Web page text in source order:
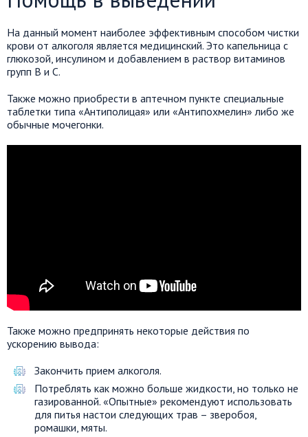
На данный момент наиболее эффективным способом чистки
крови от алкоголя является медицинский. Это капельница с
глюкозой, инсулином и добавлением в раствор витаминов
групп В и С.
Также можно приобрести в аптечном пункте специальные
таблетки типа «Антиполицая» или «Антипохмелин» либо же
обычные мочегонки.
Также можно предпринять некоторые действия по
ускорению вывода:
Закончить прием алкоголя.
Потреблять как можно больше жидкости, но только не
газированной. «Опытные» рекомендуют использовать
для питья настои следующих трав – зверобоя,
ромашки, мяты.